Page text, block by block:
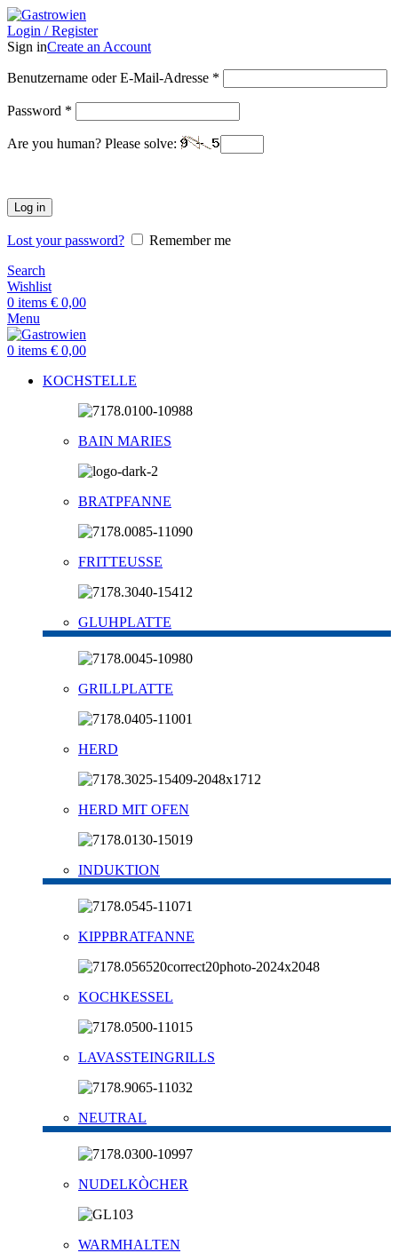
Login / Register
Sign inCreate an Account
Benutzername oder E-Mail-Adresse *
Password *
Are you human? Please solve:
Log in
Lost your password?
Remember me
Search
Wishlist
0 items € 0,00
Menu
0 items € 0,00
KOCHSTELLE
BAIN MARIES
BRATPFANNE
FRITTEUSSE
GLUHPLATTE
GRILLPLATTE
HERD
HERD MIT OFEN
INDUKTION
KIPPBRATFANNE
KOCHKESSEL
LAVASSTEINGRILLS
NEUTRAL
NUDELKÒCHER
WARMHALTEN